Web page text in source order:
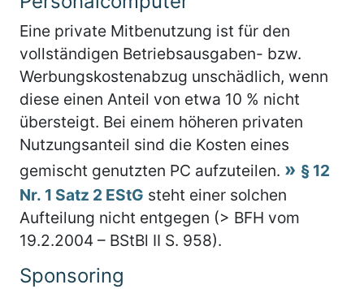
Eine private Mitbenutzung ist für den
vollständigen Betriebsausgaben- bzw.
Werbungskostenabzug unschädlich, wenn
diese einen Anteil von etwa 10 % nicht
übersteigt. Bei einem höheren privaten
Nutzungsanteil sind die Kosten eines
gemischt genutzten PC aufzuteilen.
§ 12
Nr. 1 Satz 2 EStG steht einer solchen
Aufteilung nicht entgegen (> BFH vom
19.2.2004 – BStBl II S. 958).
Sponsoring